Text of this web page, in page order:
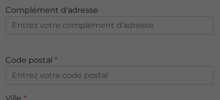
Complément d'adresse
Code postal *